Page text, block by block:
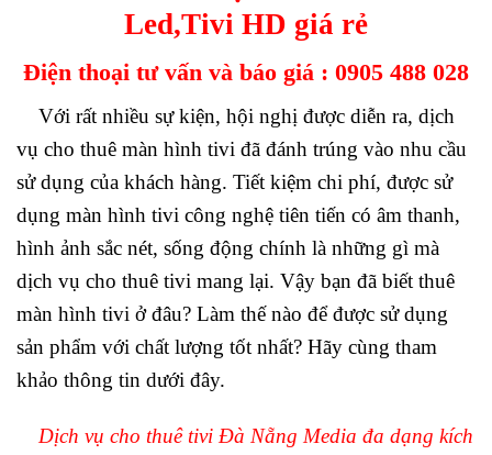
Led,Tivi HD giá rẻ
Điện thoại tư vấn và báo giá : 0905 488 028
Với rất nhiều sự kiện, hội nghị được diễn ra, dịch
vụ cho thuê màn hình tivi đã đánh trúng vào nhu cầu
sử dụng của khách hàng. Tiết kiệm chi phí, được sử
dụng màn hình tivi công nghệ tiên tiến có âm thanh,
hình ảnh sắc nét, sống động chính là những gì mà
dịch vụ cho thuê tivi mang lại. Vậy bạn đã biết thuê
màn hình tivi ở đâu? Làm thế nào để được sử dụng
sản phẩm với chất lượng tốt nhất? Hãy cùng tham
khảo thông tin dưới đây.
Dịch vụ cho thuê tivi Đà Nẵng Media đa dạng kích